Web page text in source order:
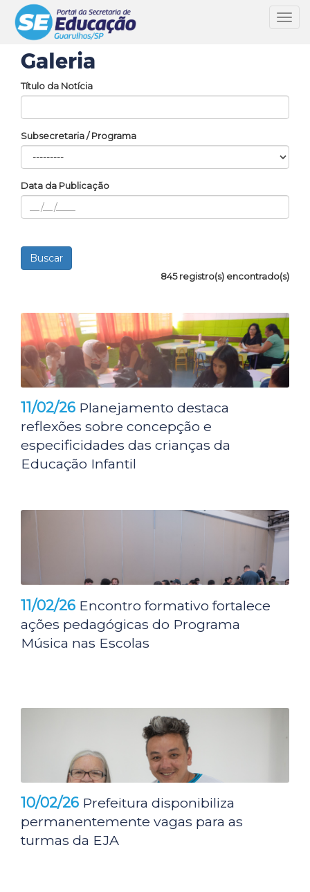
Galeria
Título da Notícia
Subsecretaria / Programa
Data da Publicação
845 registro(s) encontrado(s)
11/02/26 Planejamento destaca
reflexões sobre concepção e
especificidades das crianças da
Educação Infantil
11/02/26 Encontro formativo fortalece
ações pedagógicas do Programa
Música nas Escolas
10/02/26 Prefeitura disponibiliza
permanentemente vagas para as
turmas da EJA